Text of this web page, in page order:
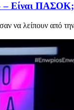
– Είναι ΠΑΣΟΚ;
να λείπουν από